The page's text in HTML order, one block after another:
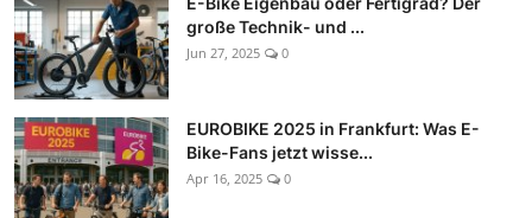
große Technik- und ...
Jun 27, 2025 0
EUROBIKE 2025 in Frankfurt: Was E-
Bike-Fans jetzt wisse...
Apr 16, 2025 0